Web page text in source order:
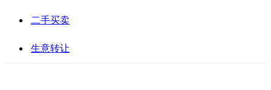
二手买卖
生意转让